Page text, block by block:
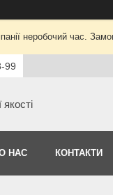
неробочий час.
99
НАС КОНТАКТИ